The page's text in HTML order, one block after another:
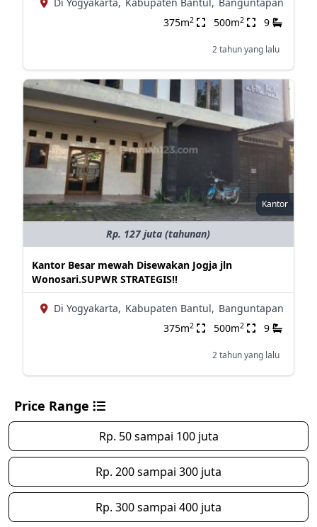
375m2 500m2 9
2 tahun yang lalu
Kantor
Rp. 127 juta (tahunan)
Kantor Besar mewah Disewakan Jogja jln
Wonosari.SUPWR STRATEGIS!!
Di Yogyakarta, Kabupaten Bantul, Banguntapan
375m2 500m2 9
2 tahun yang lalu
Price Range
Rp. 50 sampai 100 juta
Rp. 200 sampai 300 juta
Rp. 300 sampai 400 juta